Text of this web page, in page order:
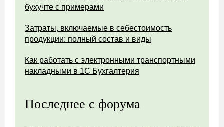
бухучте с примерами
Затраты, включаемые в себестоимость
продукции: полный состав и виды
Как работать с электронными транспортными
накладными в 1С Бухгалтерия
Последнее с форума